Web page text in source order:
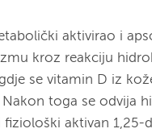
aktivirao i
kroz reakciju
se vitamin D iz
toga se odvija
aktivan